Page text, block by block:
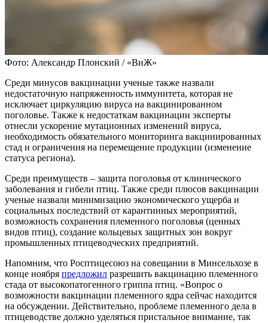
Фото: Александр Плонский / «ВиЖ»
Среди минусов вакцинации ученые также назвали
недостаточную напряженность иммунитета, которая не
исключает циркуляцию вируса на вакцинированном
поголовье. Также к недостаткам вакцинации эксперты
отнесли ускорение мутационных изменений вируса,
необходимость обязательного мониторинга вакцинированных
стад и ограничения на перемещение продукции (изменение
статуса региона).
Среди преимуществ – защита поголовья от клинического
заболевания и гибели птиц. Также среди плюсов вакцинации
ученые назвали минимизацию экономического ущерба и
социальных последствий от карантинных мероприятий,
возможность сохранения племенного поголовья (ценных
видов птиц), создание кольцевых защитных зон вокруг
промышленных птицеводческих предприятий.
Напомним, что Росптицесоюз на совещании в Минсельхозе в
конце ноября предложил разрешить вакцинацию племенного
стада от высокопатогенного гриппа птиц. «Вопрос о
возможности вакцинации племенного ядра сейчас находится
на обсуждении. Действительно, проблеме племенного дела в
птицеводстве должно уделяться пристальное внимание, так